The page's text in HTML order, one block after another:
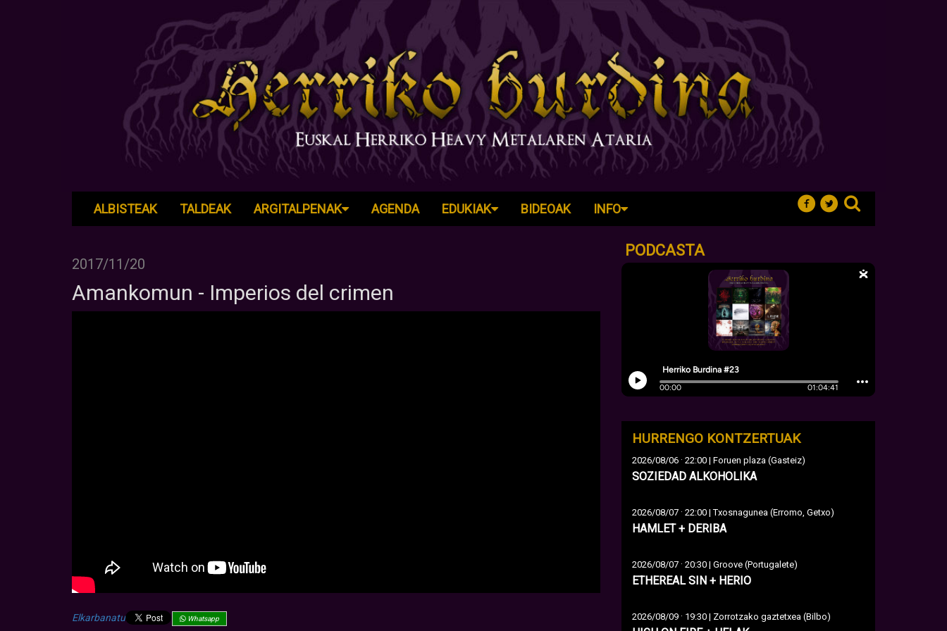
ALBISTEAK TALDEAK ARGITALPENAK AGENDA EDUKIAK BIDEOAK INFO
2017/11/20
Amankomun - Imperios del crimen
Elkarbanatu Whatsapp
PODCASTA
HURRENGO KONTZERTUAK
2026/08/06 · 22:00 | Foruen plaza (Gasteiz)
SOZIEDAD ALKOHOLIKA
2026/08/07 · 22:00 | Txosnagunea (Erromo, Getxo)
HAMLET + DERIBA
2026/08/07 · 20:30 | Groove (Portugalete)
ETHEREAL SIN + HERIO
2026/08/09 · 19:30 | Zorrotzako gaztetxea (Bilbo)